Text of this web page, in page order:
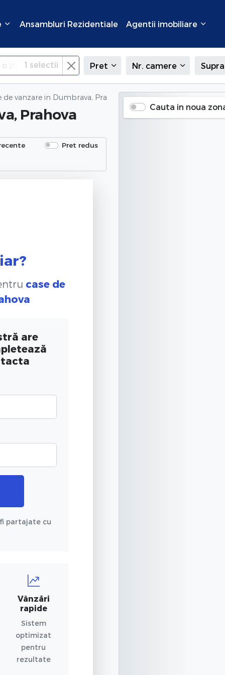
Ansambluri Rezidentiale Agentii imobiliare
1 selectii Pret Nr. camere
de vanzare in Dumbrava, Prahova
Prahova
Pret redus
case de
are
partajate cu
Vânzări
rapide
Sistem
optimizat
pentru
rezultate
Cauta in noua